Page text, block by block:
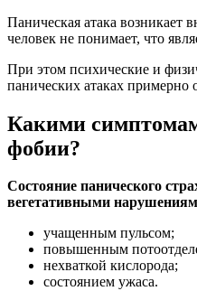
Паническая атака возникает
человек не понимает, что
При этом психические и
панических атаках примерно
Какими
фобии?
Состояние панического
вегетативными
учащенным пульсом;
повышенным
нехваткой кислорода;
состоянием ужаса.